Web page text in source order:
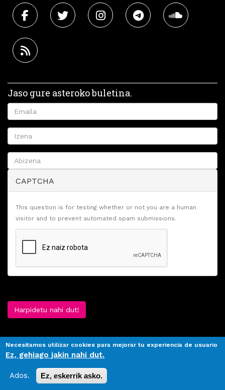
Jaso gure asteroko buletina.
CAPTCHA
This question is for testing whether or not you are a human
visitor and to prevent automated spam submissions.
Harpidetu nahi dut!
Necesitamos utilizar cookies para mejorar tu experiencia de usuario
Ez, gehiago jakin nahi dut.
Ados. Ez, eskerrik asko.